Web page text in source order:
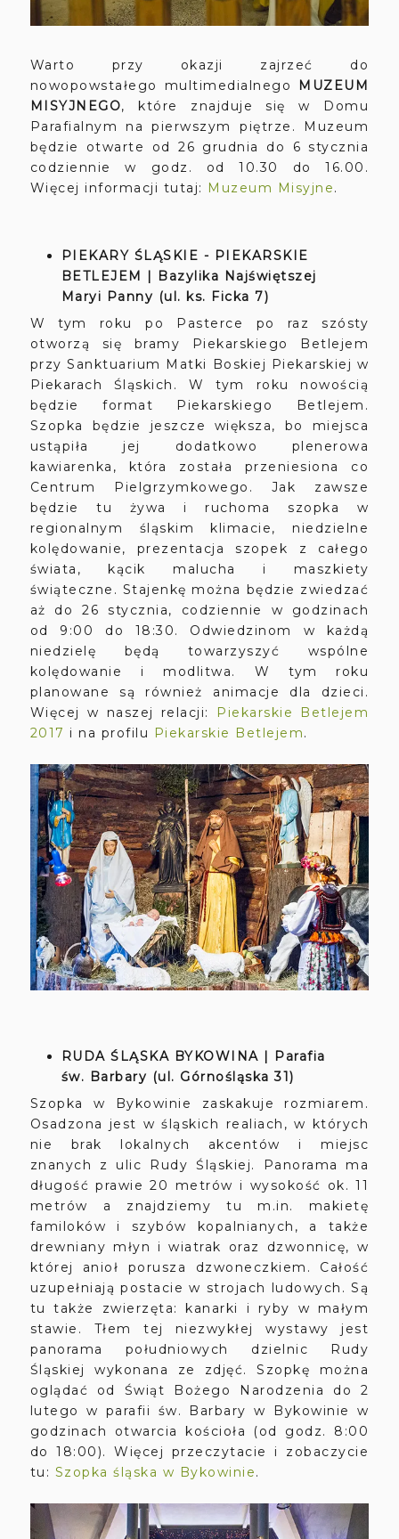
Warto przy okazji zajrzeć do
nowopowstałego multimedialnego MUZEUM
MISYJNEGO, które znajduje się w Domu
Parafialnym na pierwszym piętrze. Muzeum
będzie otwarte od 26 grudnia do 6 stycznia
codziennie w godz. od 10.30 do 16.00.
Więcej informacji tutaj: Muzeum Misyjne.
PIEKARY ŚLĄSKIE - PIEKARSKIE
BETLEJEM | Bazylika Najświętszej
Maryi Panny (ul. ks. Ficka 7)
W tym roku po Pasterce po raz szósty
otworzą się bramy Piekarskiego Betlejem
przy Sanktuarium Matki Boskiej Piekarskiej w
Piekarach Śląskich. W tym roku nowością
będzie format Piekarskiego Betlejem.
Szopka będzie jeszcze większa, bo miejsca
ustąpiła jej dodatkowo plenerowa
kawiarenka, która została przeniesiona co
Centrum Pielgrzymkowego. Jak zawsze
będzie tu żywa i ruchoma szopka w
regionalnym śląskim klimacie, niedzielne
kolędowanie, prezentacja szopek z całego
świata, kącik malucha i maszkiety
świąteczne. Stajenkę można będzie zwiedzać
aż do 26 stycznia, codziennie w godzinach
od 9:00 do 18:30. Odwiedzinom w każdą
niedzielę będą towarzyszyć wspólne
kolędowanie i modlitwa. W tym roku
planowane są również animacje dla dzieci.
Więcej w naszej relacji:
Piekarskie Betlejem
2017 i na profilu Piekarskie Betlejem.
RUDA ŚLĄSKA BYKOWINA | Parafia
św. Barbary (ul. Górnośląska 31)
Szopka w Bykowinie zaskakuje rozmiarem.
Osadzona jest w śląskich realiach, w których
nie brak lokalnych akcentów i miejsc
znanych z ulic Rudy Śląskiej. Panorama ma
długość prawie 20 metrów i wysokość ok. 11
metrów a znajdziemy tu m.in. makietę
familoków i szybów kopalnianych, a także
drewniany młyn i wiatrak oraz dzwonnicę, w
której anioł porusza dzwoneczkiem. Całość
uzupełniają postacie w strojach ludowych. Są
tu także zwierzęta: kanarki i ryby w małym
stawie. Tłem tej niezwykłej wystawy jest
panorama południowych dzielnic Rudy
Śląskiej wykonana ze zdjęć. Szopkę można
oglądać od Świąt Bożego Narodzenia do 2
lutego w parafii św. Barbary w Bykowinie w
godzinach otwarcia kościoła (od godz. 8:00
do 18:00). Więcej przeczytacie i zobaczycie
tu: Szopka śląska w Bykowinie.